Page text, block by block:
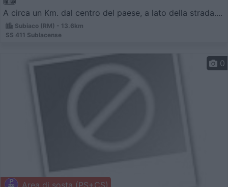
A circa un Km. dal centro del paese, a lato della strada....
Subiaco (RM) - 13.6km
SS 411 Sublacense
0